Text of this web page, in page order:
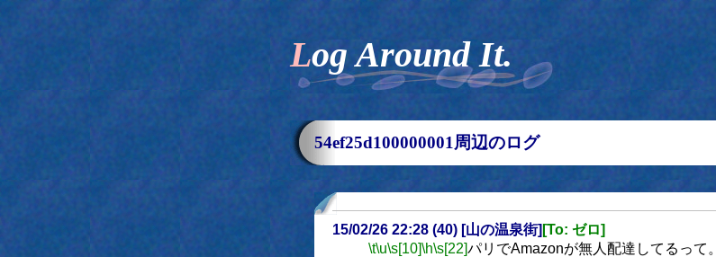
Log Around It.
54ef25d100000001周辺のログ
15/02/26 22:28 (40) [山の温泉街] [To: ゼロ]
\t\u\s[10]\h\s[22]パリでAmazonが無人配達してるって。